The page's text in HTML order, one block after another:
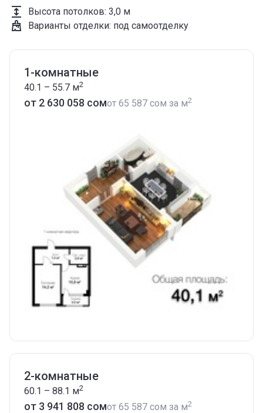
Высота потолков: 3,0 м
Варианты отделки: под самоотделку
1-комнатные
40.1 – 55.7 м2
от ‍2 630 058 сомот ‍65 587 сом за м2
2-комнатные
60.1 – 88.1 м2
от ‍3 941 808 сомот ‍65 587 сом за м2